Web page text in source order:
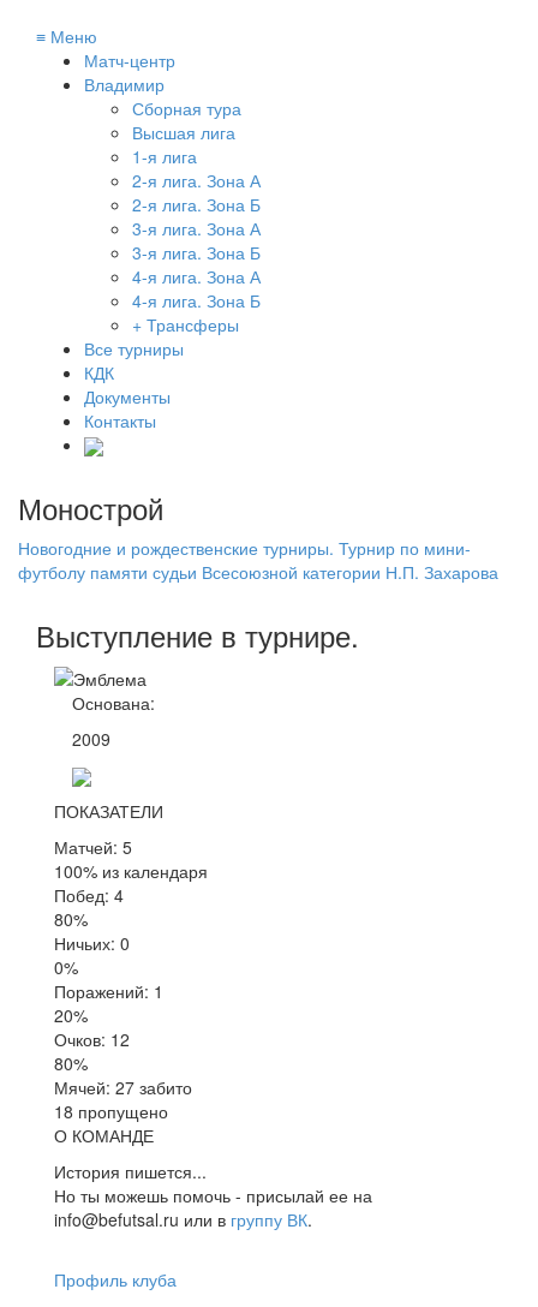
≡ Меню
Матч-центр
Владимир
Сборная тура
Высшая лига
1-я лига
2-я лига. Зона А
2-я лига. Зона Б
3-я лига. Зона А
3-я лига. Зона Б
4-я лига. Зона А
4-я лига. Зона Б
+ Трансферы
Все турниры
КДК
Документы
Контакты
Монострой
Новогодние и рождественские турниры. Турнир по мини-
футболу памяти судьи Всесоюзной категории Н.П. Захарова
Выступление в турнире.
Основана:
2009
ПОКАЗАТЕЛИ
Матчей: 5
100% из календаря
Побед: 4
80%
Ничьих: 0
0%
Поражений: 1
20%
Очков: 12
80%
Мячей: 27 забито
18 пропущено
О КОМАНДЕ
История пишется...
Но ты можешь помочь - присылай ее на
info@befutsal.ru или в группу ВК.
Профиль клуба